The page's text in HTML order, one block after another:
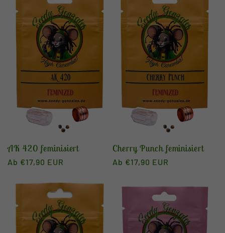
AK 420 feminisiert
Normaler
Ab €17,90 EUR
Cherry Punch feminisiert
Normaler
Ab €17,90 EUR